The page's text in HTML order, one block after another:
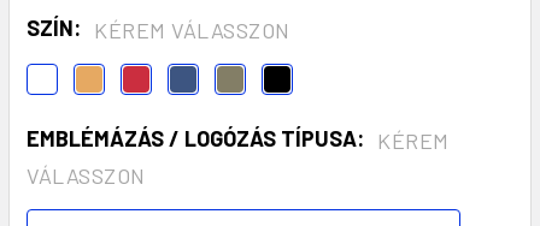
SZÍN: KÉREM VÁLASSZON
EMBLÉMÁZÁS / LOGÓZÁS TÍPUSA:
KÉREM
VÁLASSZON